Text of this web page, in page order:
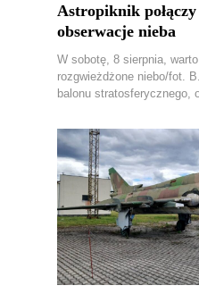
Astropiknik
obserwacje nieba
W sobotę, 8 sierpnia,
rozgwieżdżone niebo/fot.
balonu stratosferycznego,